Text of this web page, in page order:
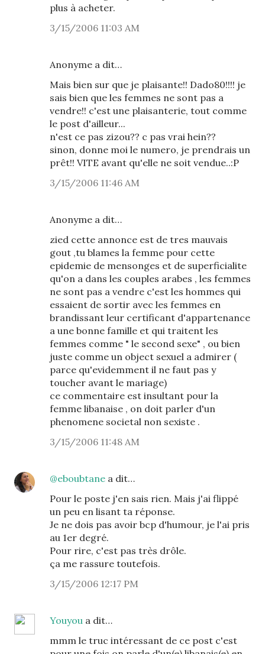
plus à acheter.
3/15/2006 11:03 AM
Anonyme a dit…
Mais bien sur que je plaisante!! Dado80!!!! je
sais bien que les femmes ne sont pas a
vendre!! c'est une plaisanterie, tout comme
le post d'ailleur...
n'est ce pas zizou?? c pas vrai hein??
sinon, donne moi le numero, je prendrais un
prêt!! VITE avant qu'elle ne soit vendue..:P
3/15/2006 11:46 AM
Anonyme a dit…
zied cette annonce est de tres mauvais
gout ,tu blames la femme pour cette
epidemie de mensonges et de superficialite
qu'on a dans les couples arabes , les femmes
ne sont pas a vendre c'est les hommes qui
essaient de sortir avec les femmes en
brandissant leur certificant d'appartenance
a une bonne famille et qui traitent les
femmes comme " le second sexe" , ou bien
juste comme un object sexuel a admirer (
parce qu'evidemment il ne faut pas y
toucher avant le mariage)
ce commentaire est insultant pour la
femme libanaise , on doit parler d'un
phenomene societal non sexiste .
3/15/2006 11:48 AM
@eboubtane a dit…
Pour le poste j'en sais rien. Mais j'ai flippé
un peu en lisant ta réponse.
Je ne dois pas avoir bcp d'humour, je l'ai pris
au 1er degré.
Pour rire, c'est pas très drôle.
ça me rassure toutefois.
3/15/2006 12:17 PM
Youyou a dit…
mmm le truc intéressant de ce post c'est